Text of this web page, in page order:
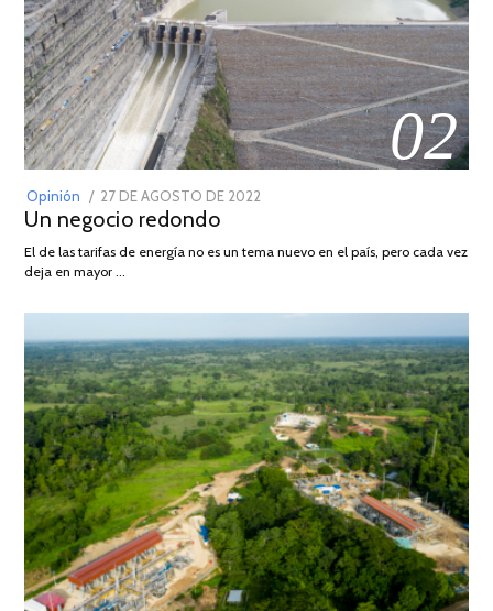
02
Opinión
POSTED
ON
27 DE AGOSTO DE 2022
DE
Un negocio redondo
El de las tarifas de energía no es un tema nuevo en el país, pero cada vez
deja en mayor …